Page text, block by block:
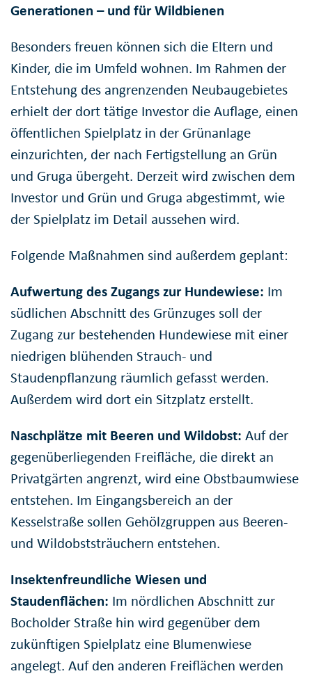
Generationen – und für Wildbienen
Besonders freuen können sich die Eltern und
Kinder, die im Umfeld wohnen. Im Rahmen der
Entstehung des angrenzenden Neubaugebietes
erhielt der dort tätige Investor die Auflage, einen
öffentlichen Spielplatz in der Grünanlage
einzurichten, der nach Fertigstellung an Grün
und Gruga übergeht. Derzeit wird zwischen dem
Investor und Grün und Gruga abgestimmt, wie
der Spielplatz im Detail aussehen wird.
Folgende Maßnahmen sind außerdem geplant:
Aufwertung des Zugangs zur Hundewiese: Im
südlichen Abschnitt des Grünzuges soll der
Zugang zur bestehenden Hundewiese mit einer
niedrigen blühenden Strauch- und
Staudenpflanzung räumlich gefasst werden.
Außerdem wird dort ein Sitzplatz erstellt.
Naschplätze mit Beeren und Wildobst: Auf der
gegenüberliegenden Freifläche, die direkt an
Privatgärten angrenzt, wird eine Obstbaumwiese
entstehen. Im Eingangsbereich an der
Kesselstraße sollen Gehölzgruppen aus Beeren-
und Wildobststräuchern entstehen.
Insektenfreundliche Wiesen und
Staudenflächen: Im nördlichen Abschnitt zur
Bocholder Straße hin wird gegenüber dem
zukünftigen Spielplatz eine Blumenwiese
angelegt. Auf den anderen Freiflächen werden